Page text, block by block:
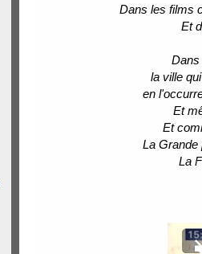
Dans les films
Et
Dans
la ville
en
Et
Et
La Grande
La